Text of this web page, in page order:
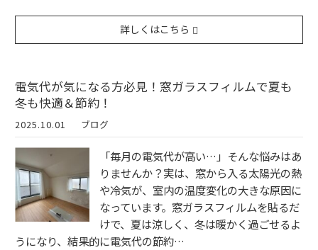
詳しくはこちら
電気代が気になる方必見！窓ガラスフィルムで夏も
冬も快適＆節約！
2025.10.01 ブログ
「毎月の電気代が高い…」そんな悩みはあ
りませんか？実は、窓から入る太陽光の熱
や冷気が、室内の温度変化の大きな原因に
なっています。窓ガラスフィルムを貼るだ
けで、夏は涼しく、冬は暖かく過ごせるよ
うになり、結果的に電気代の節約…